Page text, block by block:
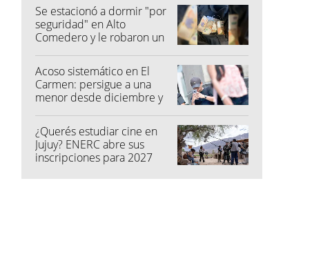
Se estacionó a dormir "por
seguridad" en Alto
Comedero y le robaron un
Acoso sistemático en El
Carmen: persigue a una
menor desde diciembre y
¿Querés estudiar cine en
Jujuy? ENERC abre sus
inscripciones para 2027